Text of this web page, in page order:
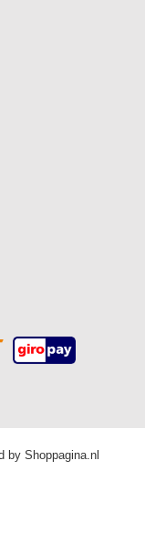
by Shoppagina.nl